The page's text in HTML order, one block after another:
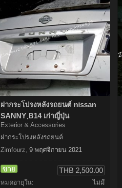
ฝากระโปรงหลังรถยนต์ nissan
SANNY ฺB14 เก่าญี่ปุ่น
Exterior & Accessories
ฝากระโปรงหลังรถยนต์
Zimfourz 9 พฤศจิกายน 2021
ขาย THB 2,500.00
หมดอายุใน:
ไม่มี